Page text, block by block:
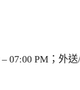
07:00 PM；外